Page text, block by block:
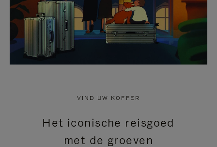
VIND UW KOFFER
Het iconische reisgoed
met de groeven